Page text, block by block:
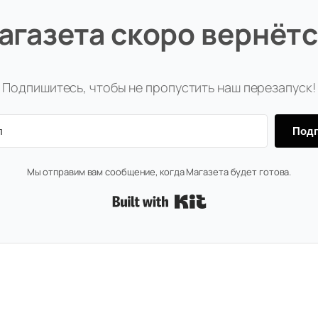
скоро
Подпишитесь, чтобы не пропустить наш перезапуск!
Мы отправим вам сообщение, когда Магазета будет готова.
Built with Kit